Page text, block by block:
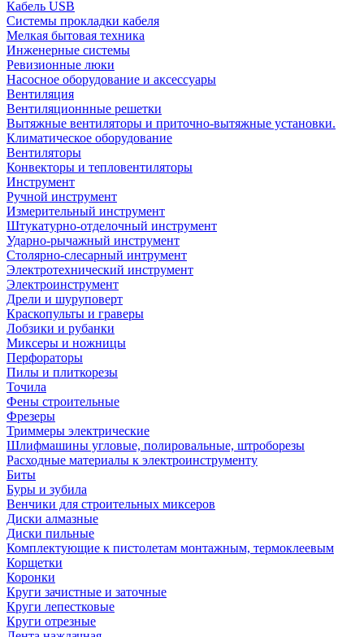
Кабель USB
Системы прокладки кабеля
Мелкая бытовая техника
Инженерные системы
Ревизионные люки
Насосное оборудование и аксессуары
Вентиляция
Вентиляционнные решетки
Вытяжные вентиляторы и приточно-вытяжные установки.
Климатическое оборудование
Вентиляторы
Конвекторы и тепловентиляторы
Инструмент
Ручной инструмент
Измерительный инструмент
Штукатурно-отделочный инструмент
Ударно-рычажный инструмент
Столярно-слесарный интрумент
Электротехнический инструмент
Электроинструмент
Дрели и шуруповерт
Краскопульты и граверы
Лобзики и рубанки
Миксеры и ножницы
Перфораторы
Пилы и плиткорезы
Точила
Фены строительные
Фрезеры
Триммеры электрические
Шлифмашины угловые, полировальные, штроборезы
Расходные материалы к электроинструменту
Биты
Буры и зубила
Венчики для строительных миксеров
Диски алмазные
Диски пильные
Комплектующие к пистолетам монтажным, термоклеевым
Корщетки
Коронки
Круги зачистные и заточные
Круги лепестковые
Круги отрезные